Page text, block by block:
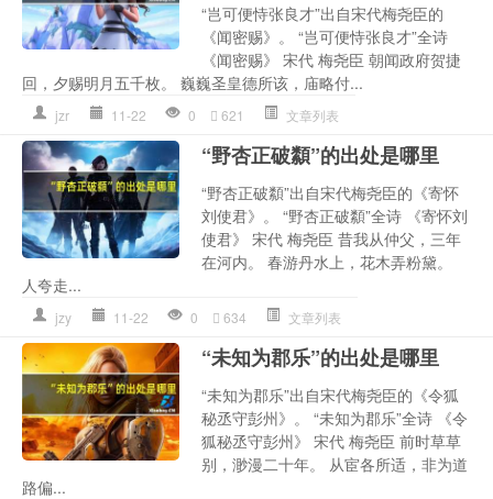
“岂可便恃张良才”出自宋代梅尧臣的
《闻密赐》。 “岂可便恃张良才”全诗
《闻密赐》 宋代 梅尧臣 朝闻政府贺捷
回，夕赐明月五千枚。 巍巍圣皇德所该，庙略付...
jzr 11-22 0 621 文章列表
“野杏正破纇”的出处是哪里
“野杏正破纇”出自宋代梅尧臣的《寄怀
刘使君》。 “野杏正破纇”全诗 《寄怀刘
使君》 宋代 梅尧臣 昔我从仲父，三年
在河内。 春游丹水上，花木弄粉黛。
人夸走...
jzy 11-22 0 634 文章列表
“未知为郡乐”的出处是哪里
“未知为郡乐”出自宋代梅尧臣的《令狐
秘丞守彭州》。 “未知为郡乐”全诗 《令
狐秘丞守彭州》 宋代 梅尧臣 前时草草
别，渺漫二十年。 从宦各所适，非为道
路偏...